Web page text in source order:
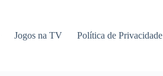
Jogos na TV Política de Privacidade